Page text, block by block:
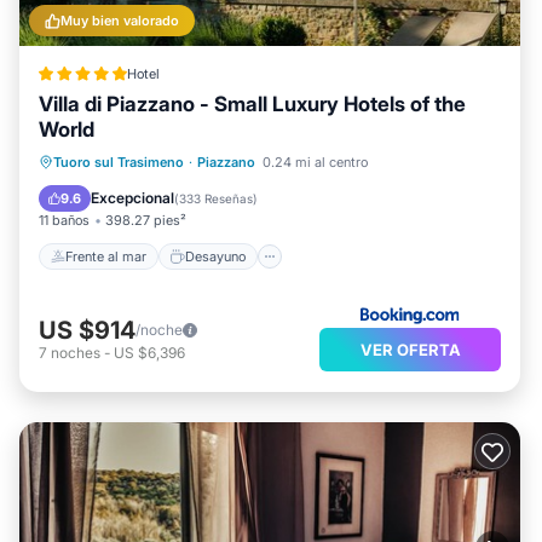
Muy bien valorado
Hotel
Villa di Piazzano - Small Luxury Hotels of the
World
Tuoro sul Trasimeno · Piazzano 0.24 mi al centro
9.6 Excepcional(333 Reseñas)
11 baños 398.27 pies²
Frente al mar Desayuno
Estación de carga para vehículos eléctricos
Aparcamiento
US $914/noche
7 noches - US $6,396 VER OFERTA